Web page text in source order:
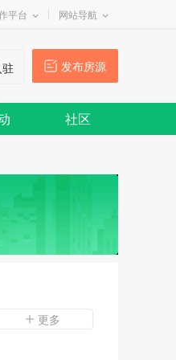
平台 网站导航
发布房源
社区
更多